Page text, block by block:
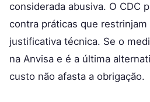
considerada abusiva. O CDC
contra práticas que
justificativa técnica. Se o
na Anvisa e é a última
custo não afasta a obrigação.